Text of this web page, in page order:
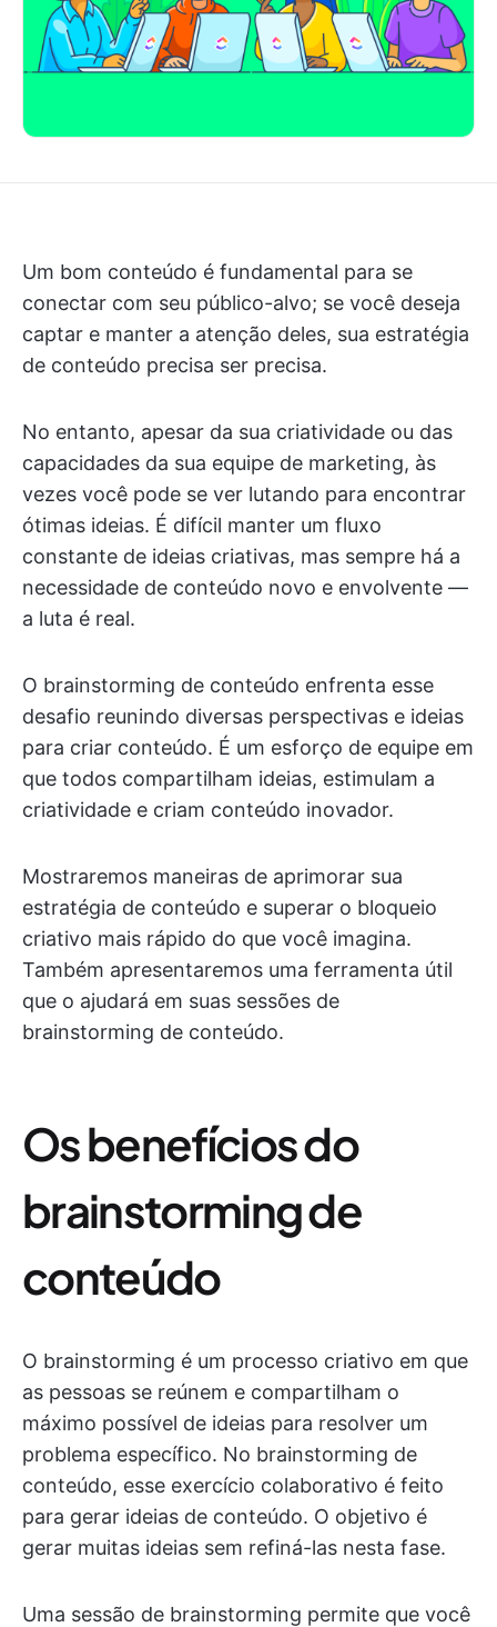
Um bom conteúdo é fundamental para se
conectar com seu público-alvo; se você deseja
captar e manter a atenção deles, sua estratégia
de conteúdo precisa ser precisa.
No entanto, apesar da sua criatividade ou das
capacidades da sua equipe de marketing, às
vezes você pode se ver lutando para encontrar
ótimas ideias. É difícil manter um fluxo
constante de ideias criativas, mas sempre há a
necessidade de conteúdo novo e envolvente —
a luta é real.
O brainstorming de conteúdo enfrenta esse
desafio reunindo diversas perspectivas e ideias
para criar conteúdo. É um esforço de equipe em
que todos compartilham ideias, estimulam a
criatividade e criam conteúdo inovador.
Mostraremos maneiras de aprimorar sua
estratégia de conteúdo e superar o bloqueio
criativo mais rápido do que você imagina.
Também apresentaremos uma ferramenta útil
que o ajudará em suas sessões de
brainstorming de conteúdo.
Os benefícios do
brainstorming de
conteúdo
O brainstorming é um processo criativo em que
as pessoas se reúnem e compartilham o
máximo possível de ideias para resolver um
problema específico. No brainstorming de
conteúdo, esse exercício colaborativo é feito
para gerar ideias de conteúdo. O objetivo é
gerar muitas ideias sem refiná-las nesta fase.
Uma sessão de brainstorming permite que você